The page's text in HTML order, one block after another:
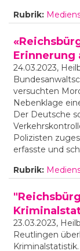
Rubrik:
Erinnerung
24.03.2023,
versuchten
Nebenklage
Der Deutsche
Polizisten
erfasste und
Rubrik:
23.03.2023,
Reutlingen